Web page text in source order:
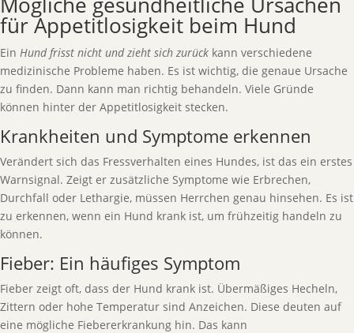
für Appetitlosigkeit beim Hund
Ein Hund frisst nicht und zieht sich zurück kann verschiedene
medizinische Probleme haben. Es ist wichtig, die genaue Ursache
zu finden. Dann kann man richtig behandeln. Viele Gründe
können hinter der Appetitlosigkeit stecken.
Krankheiten und Symptome erkennen
Verändert sich das Fressverhalten eines Hundes, ist das ein erstes
Warnsignal. Zeigt er zusätzliche Symptome wie Erbrechen,
Durchfall oder Lethargie, müssen Herrchen genau hinsehen. Es ist
zu erkennen, wenn ein Hund krank ist, um frühzeitig handeln zu
können.
Fieber: Ein häufiges Symptom
Fieber zeigt oft, dass der Hund krank ist. Übermäßiges Hecheln,
Zittern oder hohe Temperatur sind Anzeichen. Diese deuten auf
eine mögliche Fiebererkrankung hin. Das kann